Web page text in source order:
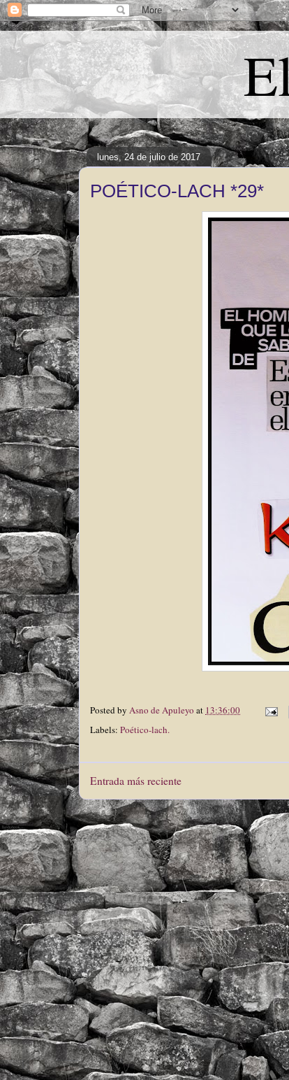
lunes, 24 de julio de 2017
POÉTICO-LACH *29*
Posted by Asno de Apuleyo at 13:36:00
Labels: Poético-lach.
Entrada más reciente